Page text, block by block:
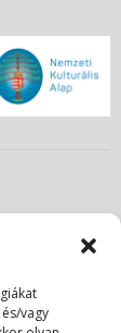
vagy